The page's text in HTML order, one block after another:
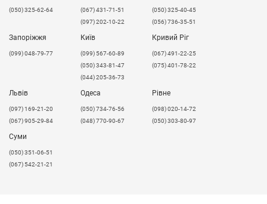
(050) 325-62-64
(067) 431-71-51
(097) 202-10-22
(050) 325-40-45
(056) 736-35-51
Запоріжжя
(099) 048-79-77
Київ
(099) 567-60-89
(050) 343-81-47
(044) 205-36-73
Кривий Ріг
(067) 491-22-25
(075) 401-78-22
Львів
​(097) 169-21-20
(067) 905-29-84
Одеса
(050) 734-76-56
(048) 770-90-67
Рівне
(098) 020-14-72
(050) 303-80-97
Суми
(050) 351-06-51
(067) 542-21-21